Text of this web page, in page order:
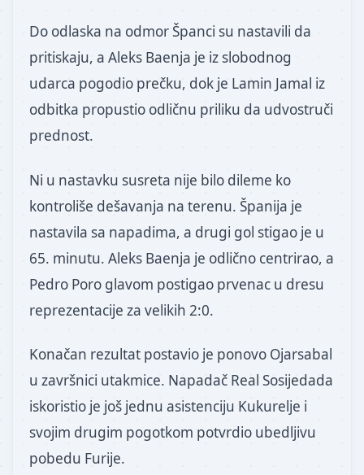
Do odlaska na odmor Španci su nastavili da
pritiskaju, a Aleks Baenja je iz slobodnog
udarca pogodio prečku, dok je Lamin Jamal iz
odbitka propustio odličnu priliku da udvostruči
prednost.
Ni u nastavku susreta nije bilo dileme ko
kontroliše dešavanja na terenu. Španija je
nastavila sa napadima, a drugi gol stigao je u
65. minutu. Aleks Baenja je odlično centrirao, a
Pedro Poro glavom postigao prvenac u dresu
reprezentacije za velikih 2:0.
Konačan rezultat postavio je ponovo Ojarsabal
u završnici utakmice. Napadač Real Sosijedada
iskoristio je još jednu asistenciju Kukurelje i
svojim drugim pogotkom potvrdio ubedljivu
pobedu Furije.